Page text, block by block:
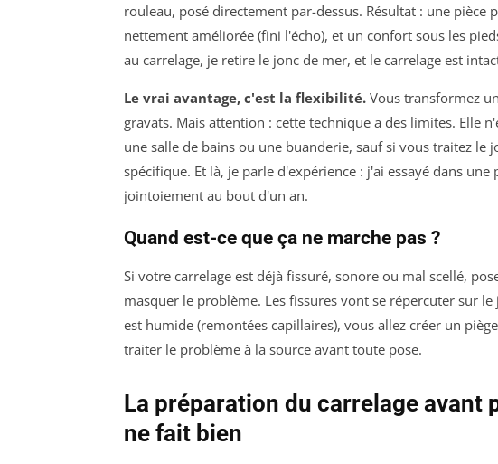
rouleau, posé directement par-dessus. Résultat : une pièce
nettement améliorée (fini l'écho), et un confort sous les
au carrelage, je retire le jonc de mer, et le carrelage est
Le vrai avantage, c'est la flexibilité. Vous transformez
gravats. Mais attention : cette technique a des limites. Elle
une salle de bains ou une buanderie, sauf si vous traitez
spécifique. Et là, je parle d'expérience : j'ai essayé dans
jointoiement au bout d'un an.
Quand est-ce que ça ne marche pas ?
Si votre carrelage est déjà fissuré, sonore ou mal scellé,
masquer le problème. Les fissures vont se répercuter sur
est humide (remontées capillaires), vous allez créer un
traiter le problème à la source avant toute pose.
La préparation du carrelage avant
ne fait bien